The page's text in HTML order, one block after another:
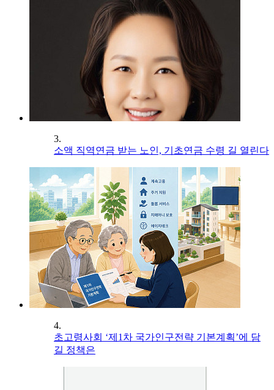
3.
소액 직역연금 받는 노인, 기초연금 수령 길 열린다
4.
초고령사회 ‘제1차 국가인구전략 기본계획’에 담
길 정책은